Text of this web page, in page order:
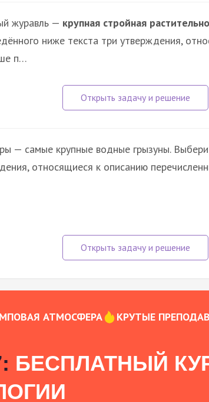
журавль — крупная стройная
ниже текста три утверждения,
п…
— самые крупные водные грызуны.
относящиеся к описанию
АТМОСФЕРА КРУТЫЕ
БЕСПЛАТНЫЙ